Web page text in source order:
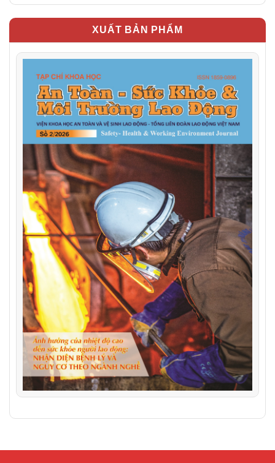
XUẤT BẢN PHẨM